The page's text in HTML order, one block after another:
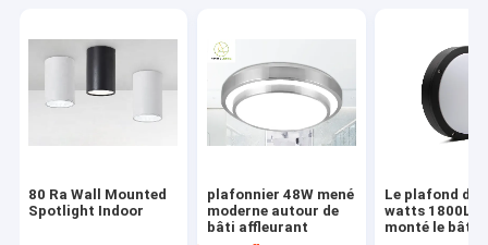
80 Ra Wall Mounted
Spotlight Indoor
plafonnier 48W mené
moderne autour de
bâti affleurant
Le plafond de
watts 1800LM
monté le bâti